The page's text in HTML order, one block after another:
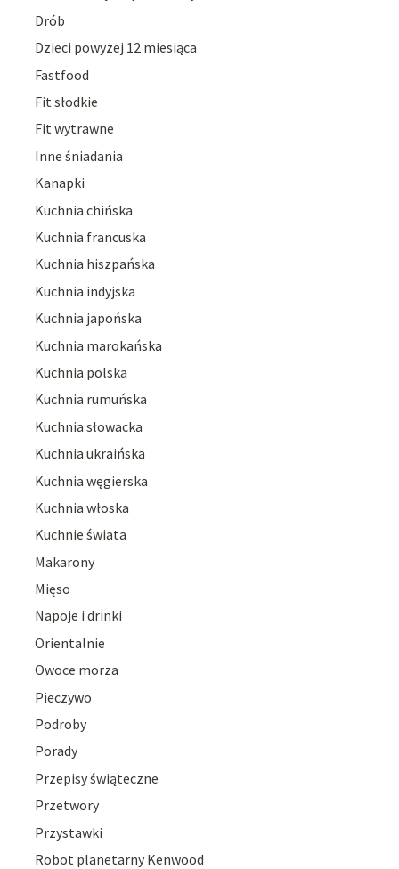
Drób
Dzieci powyżej 12 miesiąca
Fastfood
Fit słodkie
Fit wytrawne
Inne śniadania
Kanapki
Kuchnia chińska
Kuchnia francuska
Kuchnia hiszpańska
Kuchnia indyjska
Kuchnia japońska
Kuchnia marokańska
Kuchnia polska
Kuchnia rumuńska
Kuchnia słowacka
Kuchnia ukraińska
Kuchnia węgierska
Kuchnia włoska
Kuchnie świata
Makarony
Mięso
Napoje i drinki
Orientalnie
Owoce morza
Pieczywo
Podroby
Porady
Przepisy świąteczne
Przetwory
Przystawki
Robot planetarny Kenwood